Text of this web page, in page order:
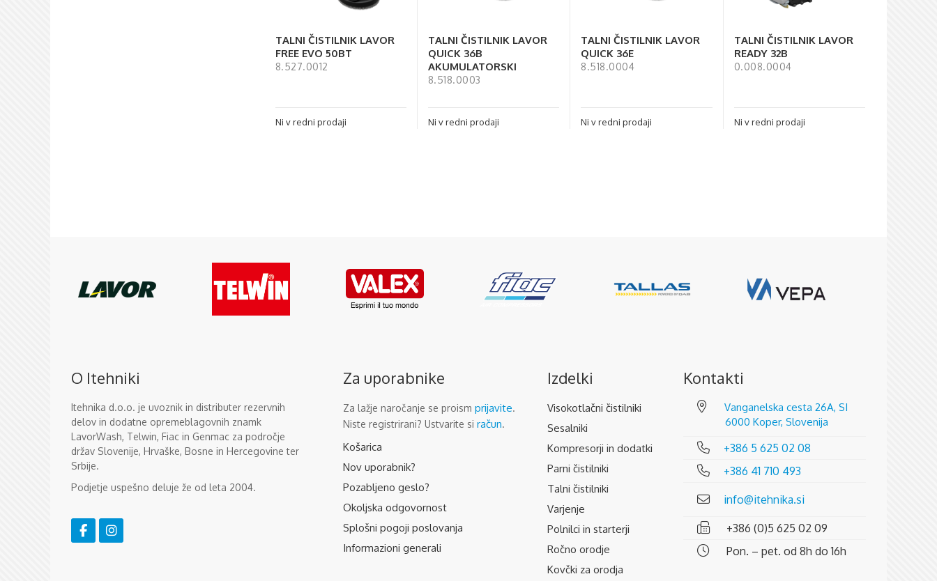
TALNI ČISTILNIK LAVOR
FREE EVO 50BT
8.527.0012
Ni v redni prodaji
TALNI ČISTILNIK LAVOR
QUICK 36B
AKUMULATORSKI
8.518.0003
Ni v redni prodaji
TALNI ČISTILNIK LAVOR
QUICK 36E
8.518.0004
Ni v redni prodaji
TALNI ČISTILNIK LAVOR
READY 32B
0.008.0004
Ni v redni prodaji
O Itehniki
Itehnika d.o.o. je uvoznik in distributer rezervnih
delov in dodatne opremeblagovnih znamk
LavorWash, Telwin, Fiac in Genmac za področje
držav Slovenije, Hrvaške, Bosne in Hercegovine ter
Srbije.
Podjetje uspešno deluje že od leta 2004.
Za uporabnike
Za lažje naročanje se proism prijavite.
Niste registrirani? Ustvarite si račun.
Košarica
Nov uporabnik?
Pozabljeno geslo?
Okoljska odgovornost
Splošni pogoji poslovanja
Informazioni generali
Izdelki
Visokotlačni čistilniki
Sesalniki
Kompresorji in dodatki
Parni čistilniki
Talni čistilniki
Varjenje
Polnilci in starterji
Ročno orodje
Kovčki za orodja
Kontakti
Vanganelska cesta 26A, SI
6000 Koper, Slovenija
+386 5 625 02 08
+386 41 710 493
info@itehnika.si
+386 (0)5 625 02 09
Pon. – pet. od 8h do 16h